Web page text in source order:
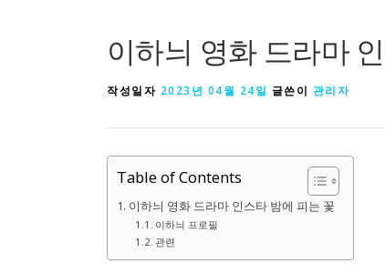
이하늬 영화 드라마
작성일자 2023년 04월 24일 글쓴이 관리자
Table of Contents
이하늬 영화 드라마 인스타 밤에 피는 꽃
이하늬 프로필
관련